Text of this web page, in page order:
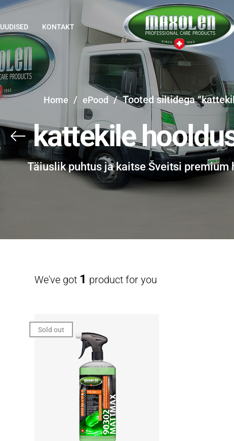
UUDISED KONTAKT
Home / ePood / Tooted siltidega
kattekile
Täiuslik puhtus ja kaitse Šveitsi premium
We've got 1 product for you
Sold out